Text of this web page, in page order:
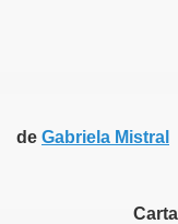
de Gabriela Mistral